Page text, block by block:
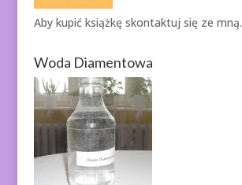
Aby kupić książkę skontaktuj się ze mną.
Woda Diamentowa